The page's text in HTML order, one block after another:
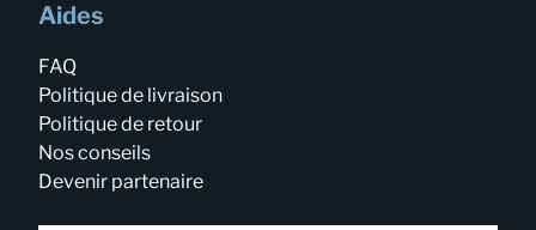
Aides
FAQ
Politique de livraison
Politique de retour
Nos conseils
Devenir partenaire